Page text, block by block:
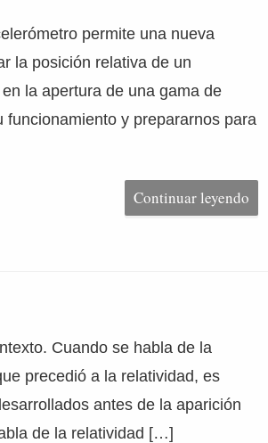
permite una nueva
la posición relativa de un
la apertura de una gama de
y prepararnos para
Continuar leyendo
Cuando se habla de la
precedió a la relatividad, es
antes de la aparición
de la relatividad […]